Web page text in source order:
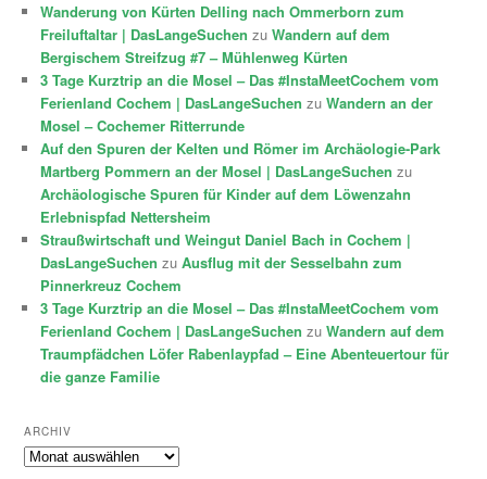
Wanderung von Kürten Delling nach Ommerborn zum
Freiluftaltar | DasLangeSuchen zuWandern auf dem
Bergischem Streifzug #7 – Mühlenweg Kürten
3 Tage Kurztrip an die Mosel – Das #InstaMeetCochem vom
Ferienland Cochem | DasLangeSuchen zuWandern an der
Mosel – Cochemer Ritterrunde
Auf den Spuren der Kelten und Römer im Archäologie-Park
Martberg Pommern an der Mosel | DasLangeSuchen zu
Archäologische Spuren für Kinder auf dem Löwenzahn
Erlebnispfad Nettersheim
Straußwirtschaft und Weingut Daniel Bach in Cochem |
DasLangeSuchen zuAusflug mit der Sesselbahn zum
Pinnerkreuz Cochem
3 Tage Kurztrip an die Mosel – Das #InstaMeetCochem vom
Ferienland Cochem | DasLangeSuchen zuWandern auf dem
Traumpfädchen Löfer Rabenlaypfad – Eine Abenteuertour für
die ganze Familie
ARCHIV
Archiv